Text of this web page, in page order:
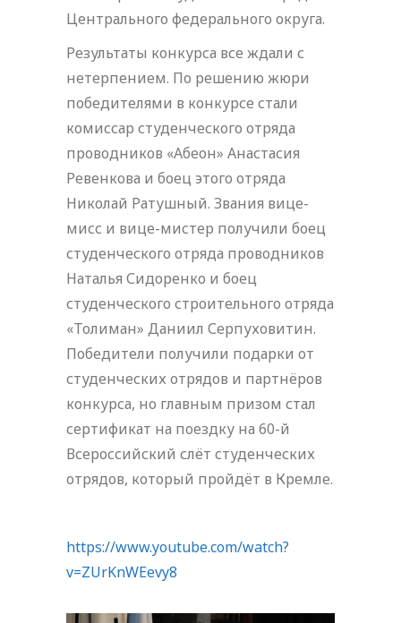
Центрального федерального округа.
Результаты конкурса все ждали с
нетерпением. По решению жюри
победителями в конкурсе стали
комиссар студенческого отряда
проводников «Абеон» Анастасия
Ревенкова и боец этого отряда
Николай Ратушный. Звания вице-
мисс и вице-мистер получили боец
студенческого отряда проводников
Наталья Сидоренко и боец
студенческого строительного отряда
«Толиман» Даниил Серпуховитин.
Победители получили подарки от
студенческих отрядов и партнёров
конкурса, но главным призом стал
сертификат на поездку на 60-й
Всероссийский слёт студенческих
отрядов, который пройдёт в Кремле.
https://www.youtube.com/watch?
v=ZUrKnWEevy8